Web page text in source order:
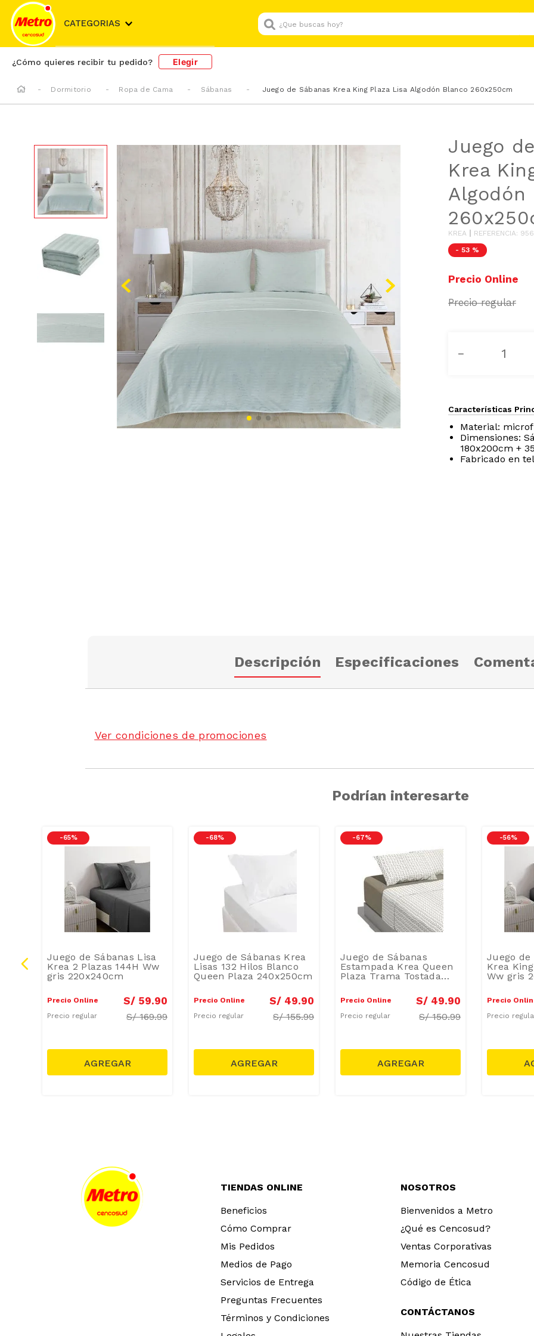
CATEGORIAS
¿Que buscas hoy?
¿Cómo quieres recibir tu pedido? Elegir
Dormitorio Ropa de Cama Sábanas Juego de Sábanas Krea King Plaza Lisa Algodón Blanco 260x250cm
Juego
Krea
Algodón
KREA REFERENCIA:
- 53 %
－
Características
Material:
Dimensiones:
180x200cm +
Fabricado en
Descripción Especificaciones
Ver condiciones de promociones
Podrían interesarte
-65 %
Juego de Sábanas Lisa
Krea 2 Plazas 144H Ww
gris 220x240cm
Precio Online S/ 59.90
Precio regular S/169.99
-68 %
Juego de Sábanas Krea
Lisas 132 Hilos Blanco
Queen Plaza 240x250cm
Precio Online S/ 49.90
Precio regular S/155.99
-67 %
Juego de Sábanas
Estampada Krea Queen
Plaza Trama Tostada
Precio Online S/ 49.90
Precio regular S/150.99
-56 %
Juego de
Krea
Ww gris
Precio
Precio
TIENDAS ONLINE
Beneficios
Cómo Comprar
Mis Pedidos
Medios de Pago
Servicios de Entrega
Preguntas Frecuentes
Términos y Condiciones
NOSOTROS
Bienvenidos a Metro
¿Qué es Cencosud?
Ventas Corporativas
Memoria Cencosud
Código de Ética
CONTÁCTANOS